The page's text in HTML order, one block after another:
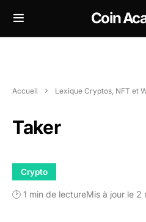
Coin
Accueil Lexique Cryptos, NFT et
Taker
Crypto
🕑 1 min de lectureMis à jour le 2